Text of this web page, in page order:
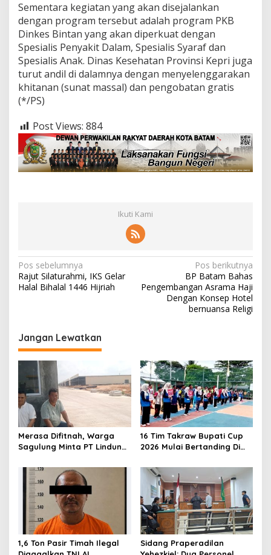
Sementara kegiatan yang akan disejalankan
dengan program tersebut adalah program PKB
Dinkes Bintan yang akan diperkuat dengan
Spesialis Penyakit Dalam, Spesialis Syaraf dan
Spesialis Anak. Dinas Kesehatan Provinsi Kepri juga
turut andil di dalamnya dengan menyelenggarakan
khitanan (sunat massal) dan pengobatan gratis
(*/PS)
Post Views: 884
Ikuti Kami
N
a
g
a
i
p
o
s
Pos sebelumnya
Rajut Silaturahmi, IKS Gelar
Halal Bihalal 1446 Hijriah
Pos berikutnya
BP Batam Bahas
Pengembangan Asrama Haji
Dengan Konsep Hotel
bernuansa Religi
Jangan Lewatkan
Merasa Difitnah, Warga
Sagulung Minta PT Lindung
Perlakuan Merendahkan
Masyarakat
16 Tim Takraw Bupati Cup
2026 Mulai Bertanding Di
1,6 Ton Pasir Timah Ilegal
Sidang Praperadilan